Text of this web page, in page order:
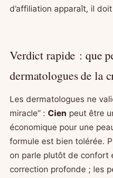
d’affiliation apparaît, il
Verdict rapide : que
dermatologues de la
Les dermatologues ne
miracle” : Cien peut être
économique pour une
formule est bien tolérée.
on parle plutôt de confort
correction profonde ; les